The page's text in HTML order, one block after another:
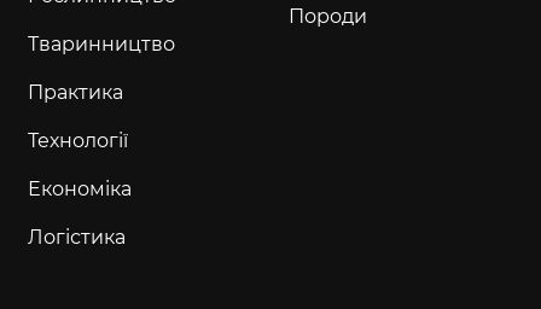
Тваринництво
Практика
Технології
Економіка
Логістика
Породи